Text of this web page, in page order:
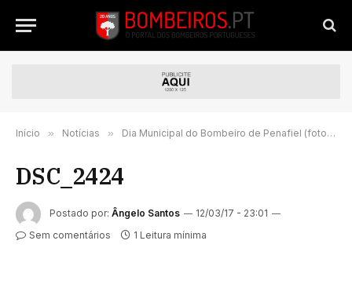
Início » Notícias » Dia Municipal do Bombeiro de Penafiel (fotorreportagem)
DSC_2424
Postado por: Ângelo Santos
12/03/17 - 23:01
Sem comentários
1 Leitura mínima